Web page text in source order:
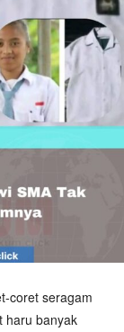
coret seragam
haru banyak